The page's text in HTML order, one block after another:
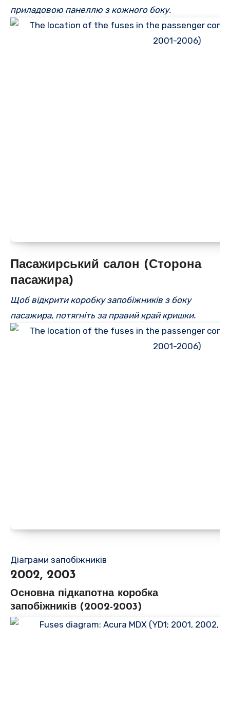
приладовою панеллю з кожного боку.
Пасажирський салон (Сторона
пасажира)
Щоб відкрити коробку запобіжників з боку
пасажира, потягніть за правий край кришки.
Діаграми запобіжників
2002, 2003
Основна підкапотна коробка
запобіжників (2002-2003)